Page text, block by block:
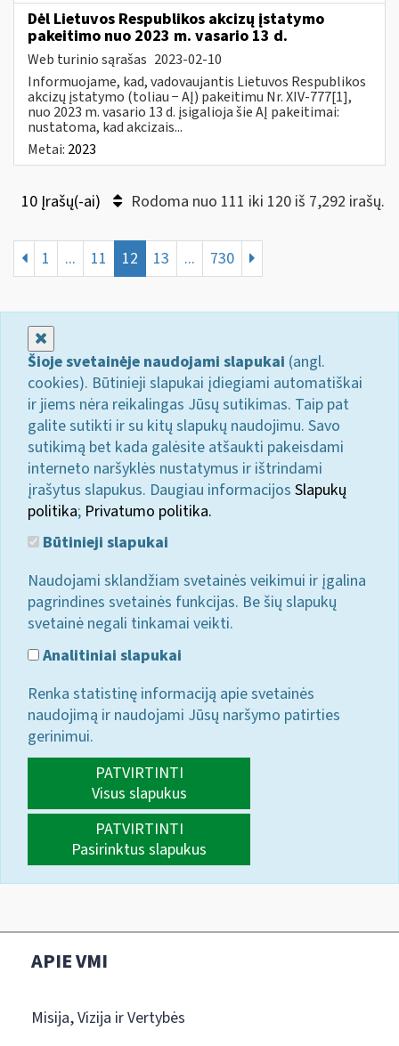
Dėl Lietuvos Respublikos akcizų įstatymo
pakeitimo nuo 2023 m. vasario 13 d.
Web turinio sąrašas 2023-02-10
Informuojame, kad, vadovaujantis Lietuvos Respublikos
akcizų įstatymo (toliau − AĮ) pakeitimu Nr. XIV-777[1],
nuo 2023 m. vasario 13 d. įsigalioja šie AĮ pakeitimai:
nustatoma, kad akcizais...
Metai: 2023
10 Įrašų(-ai) Rodoma nuo 111 iki 120 iš 7,292 irašų.
1 ... 11 12 13 ... 730
Šioje svetainėje naudojami slapukai (angl.
cookies). Būtinieji slapukai įdiegiami automatiškai
ir jiems nėra reikalingas Jūsų sutikimas. Taip pat
galite sutikti ir su kitų slapukų naudojimu. Savo
sutikimą bet kada galėsite atšaukti pakeisdami
interneto naršyklės nustatymus ir ištrindami
įrašytus slapukus. Daugiau informacijos Slapukų
politika; Privatumo politika.
Būtinieji slapukai
Naudojami sklandžiam svetainės veikimui ir įgalina
pagrindines svetainės funkcijas. Be šių slapukų
svetainė negali tinkamai veikti.
Analitiniai slapukai
Renka statistinę informaciją apie svetainės
naudojimą ir naudojami Jūsų naršymo patirties
gerinimui.
PATVIRTINTI
Visus slapukus
PATVIRTINTI
Pasirinktus slapukus
APIE VMI
Misija, Vizija ir Vertybės